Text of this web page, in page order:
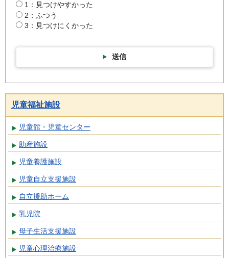
1：見つけやすかった
2：ふつう
3：見つけにくかった
送信
児童福祉施設
児童館・児童センター
助産施設
児童養護施設
児童自立支援施設
自立援助ホーム
乳児院
母子生活支援施設
児童心理治療施設